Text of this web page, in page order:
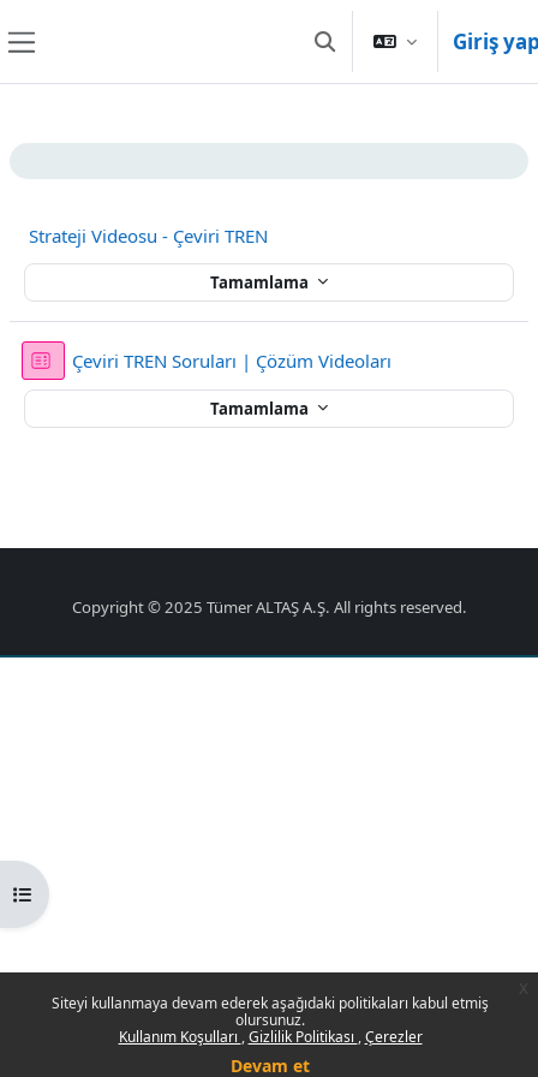
Siteyi kullanmaya devam ederek aşağıdaki politikaları kabul etmiş
olursunuz.
Kullanım Koşulları Gizlilik Politikası Çerezler
Devam et
Arama girişini değiştir
Giriş
Kurs dizinini aç
Bölüm anahatları
Tamamlama
Strateji Videosu - Çeviri TREN
Çeviri TREN Soruları | Çözüm Videoları
Tamamlama
Copyright © 2025 Tümer ALTAŞ A.Ş. All rights reserved.